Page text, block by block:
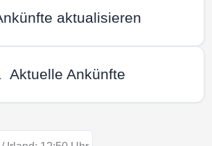
aktualisieren
Aktuelle Ankünfte